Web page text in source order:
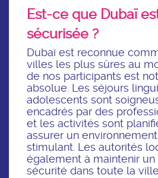
Est-ce que Dubaï
sécurisée ?
Dubaï est reconnue
villes les plus sûres au
de nos participants est
absolue. Les séjours
adolescents sont
encadrés par des
et les activités sont
assurer un
stimulant. Les autorités
également à maintenir
sécurité dans toute la